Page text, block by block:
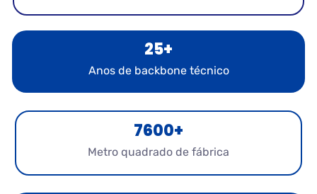
25+
Anos de backbone técnico
7600+
Metro quadrado de fábrica